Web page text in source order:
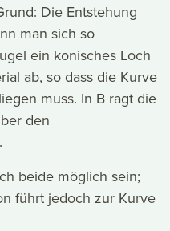
Die Entstehung
man sich so
ein konisches Loch
ab, so dass die Kurve
muss. In B ragt die
den
beide möglich sein;
führt jedoch zur Kurve